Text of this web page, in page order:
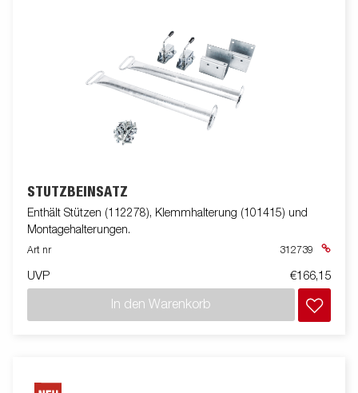
STÜTZBEINSATZ
Enthält Stützen (112278), Klemmhalterung (101415) und
Montagehalterungen.
Art nr 312739
UVP €166,15
In den Warenkorb